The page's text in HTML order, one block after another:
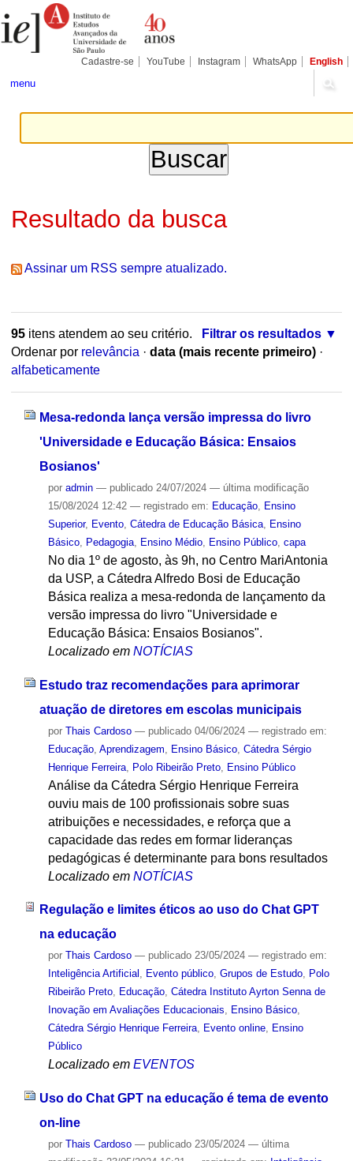
para
conteúdo.
Pessoais
Cadastre-se YouTube Instagram WhatsApp English
menu
Resultado da busca
Assinar um RSS sempre atualizado.
95itens atendem ao seu critério.
Filtrar os resultados
Ordenar por relevância · data (mais recente primeiro) ·
alfabeticamente
Mesa-redonda lança versão impressa do livro
'Universidade e Educação Básica: Ensaios
Bosianos'
por admin — publicado24/07/2024 — última modificação
15/08/2024 12:42 — registrado em: Educação,
Ensino
Superior, Evento, Cátedra de Educação Básica,
Ensino
Básico, Pedagogia, Ensino Médio, Ensino Público, capa
No dia 1º de agosto, às 9h, no Centro MariAntonia
da USP, a Cátedra Alfredo Bosi de Educação
Básica realiza a mesa-redonda de lançamento da
versão impressa do livro "Universidade e
Educação Básica: Ensaios Bosianos".
Localizado em NOTÍCIAS
Estudo traz recomendações para aprimorar
atuação de diretores em escolas municipais
por Thais Cardoso — publicado04/06/2024 — registrado em:
Educação, Aprendizagem Ensino Básico, Cátedra Sérgio
Henrique Ferreira, Polo Ribeirão Preto, Ensino Público
Análise da Cátedra Sérgio Henrique Ferreira
ouviu mais de 100 profissionais sobre suas
atribuições e necessidades, e reforça que a
capacidade das redes em formar lideranças
pedagógicas é determinante para bons resultados
Localizado em NOTÍCIAS
Regulação e limites éticos ao uso do Chat GPT
na educação
por Thais Cardoso — publicado23/05/2024 — registrado em:
Inteligência Artificial , Evento público, Grupos de Estudo, Polo
Ribeirão Preto, Educação, Cátedra Instituto Ayrton Senna de
Inovação em Avaliações Educacionais, Ensino Básico,
Cátedra Sérgio Henrique Ferreira, Evento online, Ensino
Público
Localizado em EVENTOS
Uso do Chat GPT na educação é tema de evento
on-line
por Thais Cardoso — publicado23/05/2024 — última